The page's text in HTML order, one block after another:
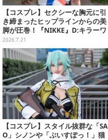
【コスプレ】セクシーな胸元に引
き締まったヒップラインからの美
脚が圧巻！『NIKKE』D:キラーワ
イフの美女レイヤーが本物すぎた
【写真8枚】
2026.7.21
【コスプレ】スタイル抜群な「SA
O」シノンや「ぶいすぽっ！」猫